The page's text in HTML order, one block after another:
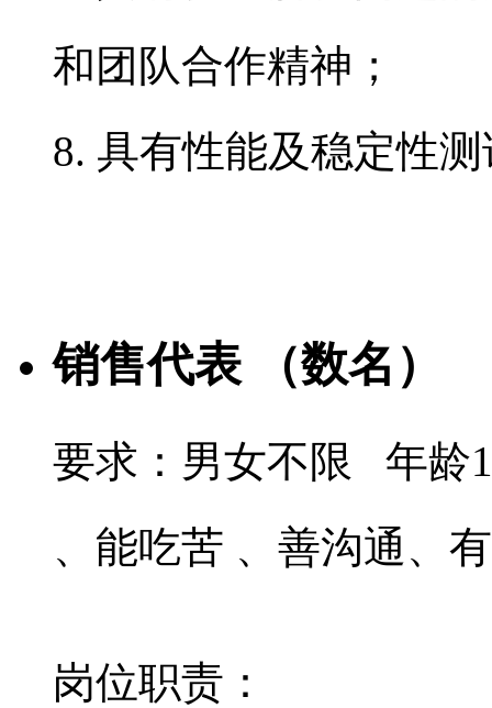
和团队合作精神；
8. 具有性能及稳定性
销售代表 （数名）
要求：男女不限 年龄
、能吃苦 、善沟通、
岗位职责：